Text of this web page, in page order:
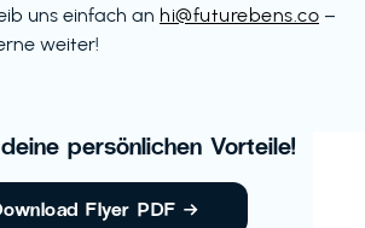
uns einfach an hi@futurebens.co –
weiter!
persönlichen Vorteile!
Flyer PDF →